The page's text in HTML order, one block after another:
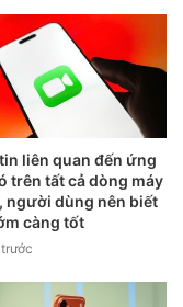
iPhone màn hình
liên quan đến ứng
trên tất cả dòng máy
người dùng nên biết
càng tốt